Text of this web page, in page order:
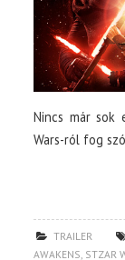
Nincs már
Wars-ról fog
TRAILER
AWAKENS STZAR